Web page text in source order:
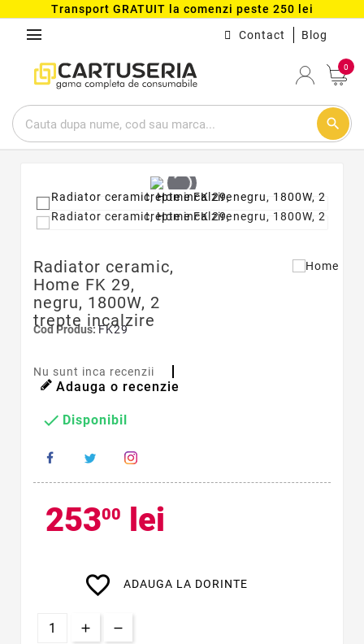
Transport GRATUIT la comenzi peste 250 lei
menu Contact Blog
0
search
Radiator ceramic,
Home FK 29,
negru, 1800W, 2
trepte incalzire
Cod Produs:FK29
Nu sunt inca recenzii
Adauga o recenzie
 Disponibil
25300 lei
favorite_border ADAUGA LA DORINTE